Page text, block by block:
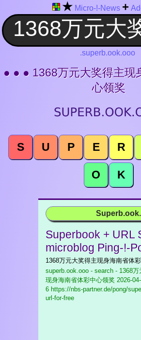
★ Micro-!-News +
.superb.ook.ooo
● ● ● 1368万元大奖得主现
心领奖
S U P E R
O K
Superbook + URL
microblog Ping-!-
1368万元大奖得主现身海南省体
superb.ook.ooo - search - 1368万
现身海南省体彩中心领奖 2026-
6 https://nbs-partner.de/pong/
url-for-free